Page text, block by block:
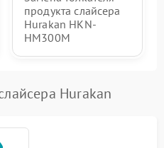
продукта слайсера
Hurakan HKN-
HM300M
Hurakan